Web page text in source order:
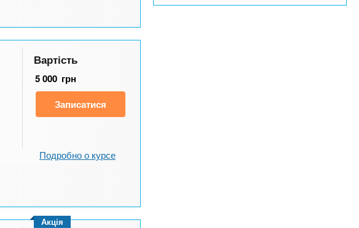
Вартість
5 000 грн
Записатися
Подробно о курсе
Акція